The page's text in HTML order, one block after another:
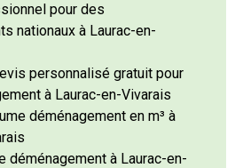
pour des
nationaux à Laurac-en-
personnalisé gratuit pour
à Laurac-en-Vivarais
déménagement en m³ à
déménagement à Laurac-en-